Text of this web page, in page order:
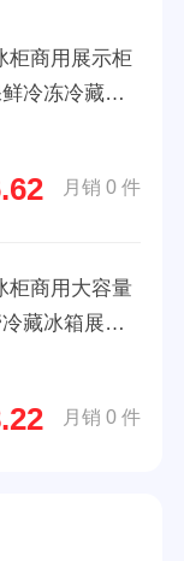
柜商用展示柜
冷冻冷藏展
平岛柜
月销 0 件
柜商用大容量
藏冰箱展示
岛柜0.8K
月销 0 件